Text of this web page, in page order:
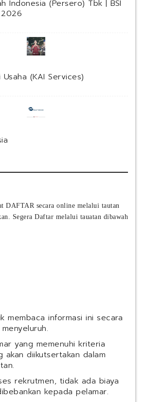
Indonesia (Persero) Tbk | BSI
(KAI Services)
DAFTAR secara online melalui tautan
Segera Daftar melalui tauatan dibawah
membaca informasi ini secara
yang memenuhi kriteria
akan diikutsertakan dalam
rekrutmen, tidak ada biaya
kepada pelamar.